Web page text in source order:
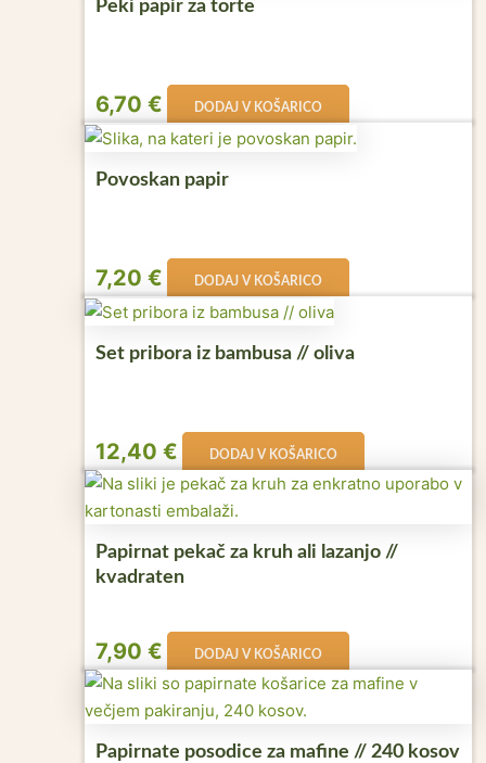
Peki papir za torte
6,70€ DODAJ V KOŠARICO
Povoskan papir
7,20€ DODAJ V KOŠARICO
Set pribora iz bambusa // oliva
12,40€ DODAJ V KOŠARICO
Papirnat pekač za kruh ali lazanjo //
kvadraten
7,90€ DODAJ V KOŠARICO
Papirnate posodice za mafine // 240 kosov